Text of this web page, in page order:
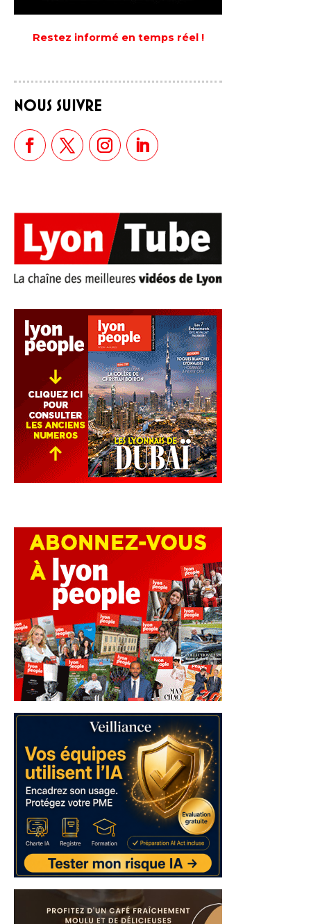
Restez informé en temps réel !
NOUS SUIVRE